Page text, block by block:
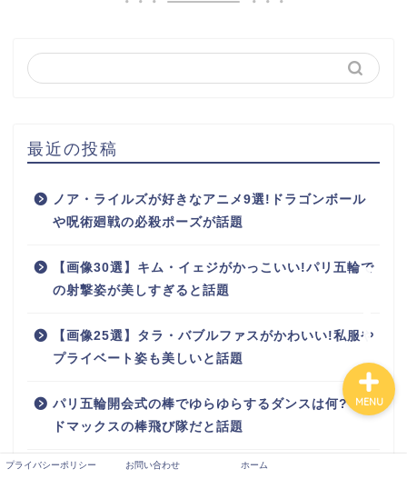
最近の投稿
ノア・ライルズが好きなアニメ9選!ドラゴンボール
や呪術廻戦の必殺ポーズが話題
【画像30選】キム・イェジがかっこいい!パリ五輪で
の射撃姿が美しすぎると話題
【画像25選】タラ・バブルファスがかわいい!私服や
プライベート姿も美しいと話題
パリ五輪開会式の棒でゆらゆらするダンスは何?マッ
ドマックスの棒飛び隊だと話題
【画像25選】秦澄美鈴のかわいい!モデル姿や私服姿
プライバシーポリシー お問い合わせ ホーム
MENU
有名人
プロフィール